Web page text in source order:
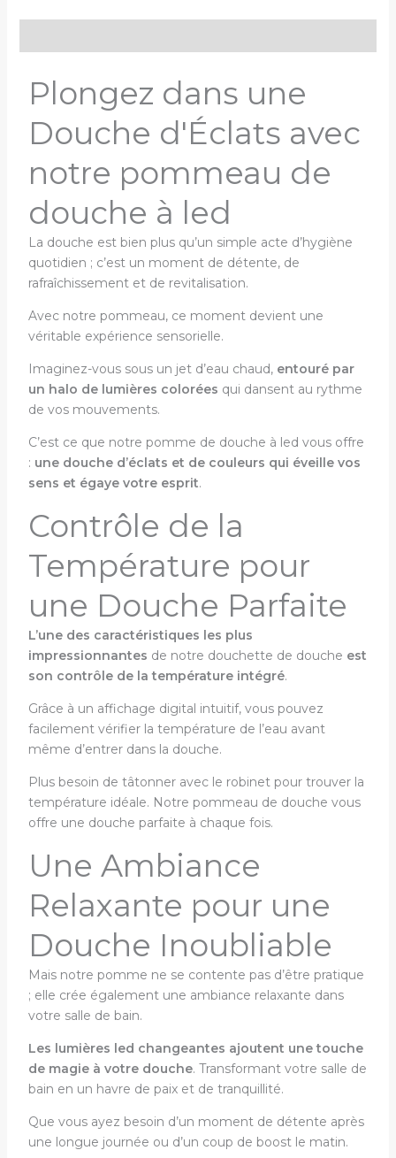
Plongez dans une
Douche d'Éclats avec
notre pommeau de
douche à led
La douche est bien plus qu’un simple acte d’hygiène
quotidien ; c’est un moment de détente, de
rafraîchissement et de revitalisation.
Avec notre pommeau, ce moment devient une
véritable expérience sensorielle.
Imaginez-vous sous un jet d’eau chaud, entouré par
un halo de lumières colorées qui dansent au rythme
de vos mouvements.
C’est ce que notre pomme de douche à led vous offre
: une douche d’éclats et de couleurs qui éveille vos
sens et égaye votre esprit.
Contrôle de la
Température pour
une Douche Parfaite
L’une des caractéristiques les plus
impressionnantes de notre douchette de douche est
son contrôle de la température intégré.
Grâce à un affichage digital intuitif, vous pouvez
facilement vérifier la température de l’eau avant
même d’entrer dans la douche.
Plus besoin de tâtonner avec le robinet pour trouver la
température idéale. Notre pommeau de douche vous
offre une douche parfaite à chaque fois.
Une Ambiance
Relaxante pour une
Douche Inoubliable
Mais notre pomme ne se contente pas d’être pratique
; elle crée également une ambiance relaxante dans
votre salle de bain.
Les lumières led changeantes ajoutent une touche
de magie à votre douche. Transformant votre salle de
bain en un havre de paix et de tranquillité.
Que vous ayez besoin d’un moment de détente après
une longue journée ou d’un coup de boost le matin.